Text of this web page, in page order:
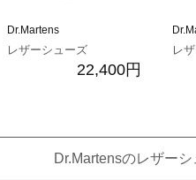
Dr.Martens
レザーシューズ
22,400円
レ
Dr.Martensのレザー